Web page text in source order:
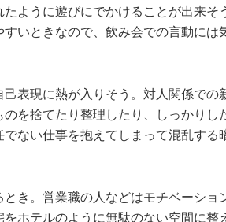
ように遊びにでかけることが出来そ
いときなので、飲み会での言動には
表現に熱が入りそう。対人関係で
を捨てたり整理したり、しっかり
ない仕事を抱えてしまって混乱する
き。営業職の人などはモチベーシ
ホテルのように無駄のない空間に